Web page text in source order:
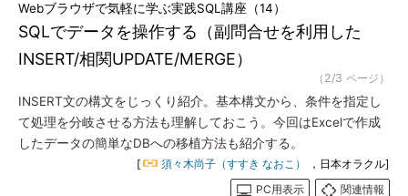
SQLでデータを操作する（副問合せを利用した
INSERT/相関UPDATE/MERGE）
Webブラウザで気軽に学ぶ実践SQL講座（14）
（2/3 ページ）
INSERT文の構文をじっくり紹介。基本構文から、条件を指定し
て処理を分岐させる方法も理解しておこう。今回はExcelで作成
したデータの簡単なDBへの移植方法も紹介する。
[ 須々木尚子（すすき なおこ）
，日本オラクル]
PC用表示
関連情報